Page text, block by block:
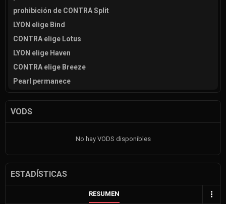
prohibición de CONTRA Split
LYON elige Bind
CONTRA elige Lotus
LYON elige Haven
CONTRA elige Breeze
Pearl permanece
VODS
No hay VODS disponibles
ESTADÍSTICAS
RESUMEN